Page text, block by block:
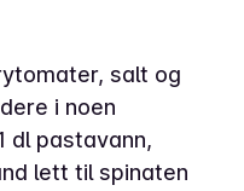
salt og
i noen
dl pastavann,
lett til spinaten